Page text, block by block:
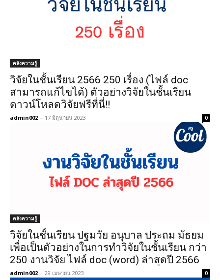
คลังความรู้
วิจัยในชั้นเรียน 2566 250 เรื่อง (ไฟล์ doc
สามารถแก้ไขได้) ตัวอย่างวิจัยในชั้นเรียน
ดาวน์โหลดวิจัยฟรีที่นี่!!
admin002 - 17 มิถุนายน 2023 0
คลังความรู้
วิจัยในชั้นเรียน ปฐมวัย อนุบาล ประถม มัธยม
เพื่อเป็นตัวอย่างในการทำวิจัยในชั้นเรียน กว่า
250 งานวิจัย ไฟล์ doc (word) ล่าสุดปี 2566
admin002 - 29 เมษายน 2023 0